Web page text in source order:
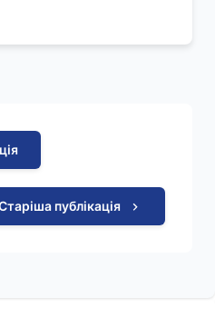
публікація